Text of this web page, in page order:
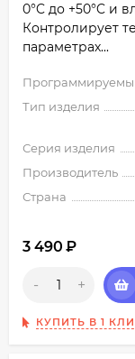
0°C до +50°C и
Контролирует
параметрах...
Тип изделия
Серия изделия
Производитель
Страна
3 490 ₽
- +
КУПИТЬ В 1